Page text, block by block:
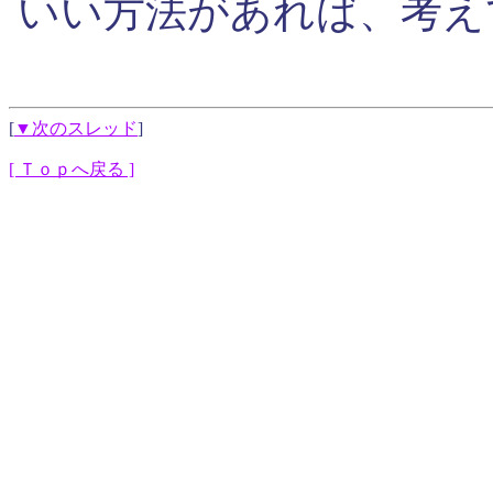
いい方法があれば、考
[▼次のスレッド]
[ Ｔｏｐへ戻る ]